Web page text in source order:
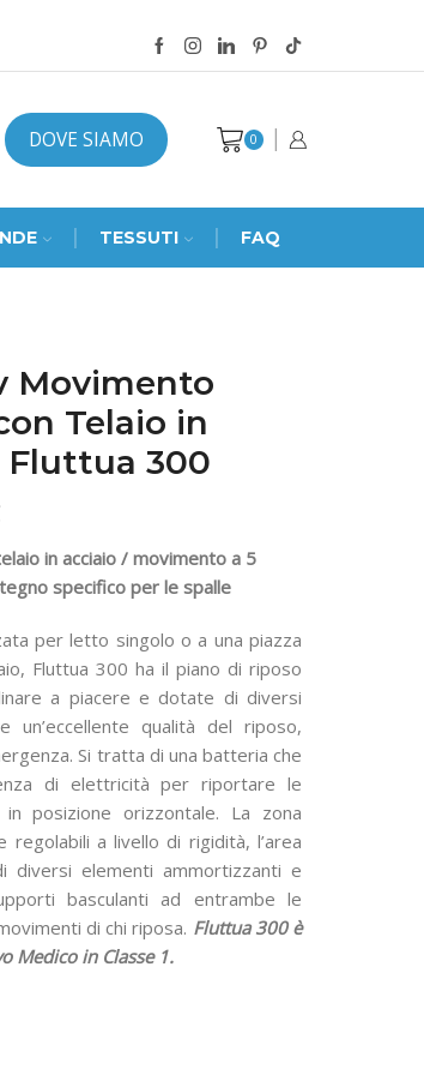
DOVE SIAMO 0
TESSUTI FAQ
Movimento
Telaio in
Fluttua 300
di
prezzo:
960,00 €
a
1.440,00 €
in acciaio / movimento a 5
specifico per le spalle
per letto singolo o a una piazza
Fluttua 300 ha il piano di riposo
a piacere e dotate di diversi
un’eccellente qualità del riposo,
Si tratta di una batteria che
di elettricità per riportare le
posizione orizzontale. La zona
a livello di rigidità, l’area
diversi elementi ammortizzanti e
basculanti ad entrambe le
di chi riposa. Fluttua 300 è
Medico in Classe 1.